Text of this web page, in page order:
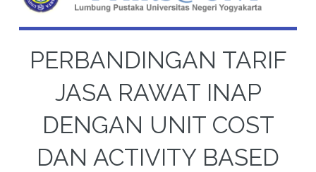
PERBANDINGAN TARIF
JASA RAWAT INAP
DENGAN UNIT COST
DAN ACTIVITY BASED